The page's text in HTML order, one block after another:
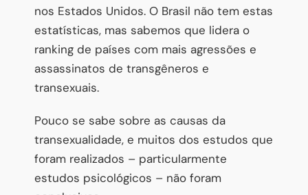
nos Estados Unidos. O Brasil não tem estas
estatísticas, mas sabemos que lidera o
ranking de países com mais agressões e
assassinatos de transgêneros e
transexuais.
Pouco se sabe sobre as causas da
transexualidade, e muitos dos estudos que
foram realizados – particularmente
estudos psicológicos – não foram